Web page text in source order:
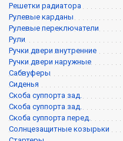
Решетки радиатора
Рулевые карданы
Рулевые переключатели
Рули
Ручки двери внутренние
Ручки двери наружные
Сабвуферы
Сиденья
Скоба суппорта зад.
Скоба суппорта зад.
Скоба суппорта перед.
Солнцезащитные козырьки